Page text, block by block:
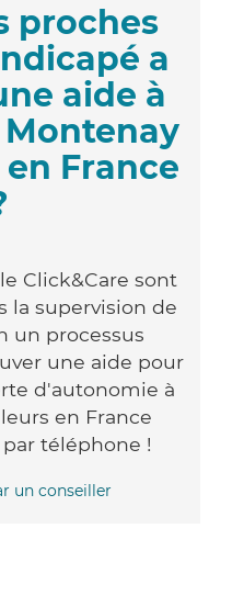
proches
a
aide à
France
Click&Care sont
la supervision de
un processus
une aide pour
d'autonomie à
en France
téléphone !
un conseiller